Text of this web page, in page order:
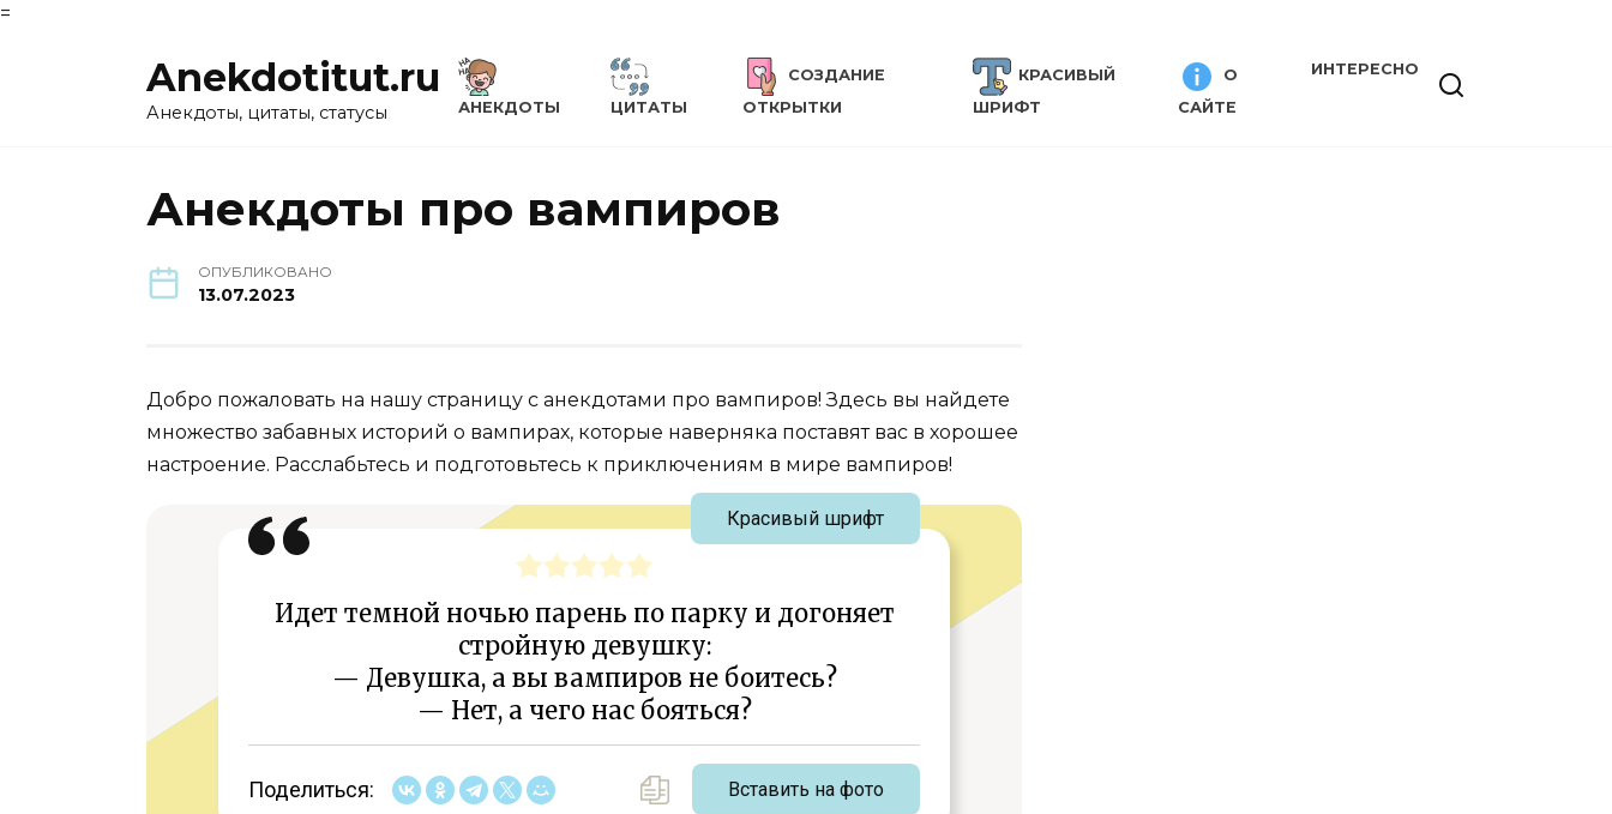
=
Anekdotitut.ru
Анекдоты, цитаты, статусы АНЕКДОТЫ ЦИТАТЫ
СОЗДАНИЕ
ОТКРЫТКИ
КРАСИВЫЙ
ШРИФТ
О
САЙТЕ
ИНТЕРЕСНО
Анекдоты про вампиров
ОПУБЛИКОВАНО
13.07.2023
Добро пожаловать на нашу страницу с анекдотами про вампиров! Здесь вы найдете
множество забавных историй о вампирах, которые наверняка поставят вас в хорошее
настроение. Расслабьтесь и подготовьтесь к приключениям в мире вампиров!
Идет темной ночью парень по парку и догоняет
стройную девушку:
— Девушка, а вы вампиров не боитесь?
— Нет, а чего нас бояться?
Поделиться: Вставить на фото
Красивый шрифт